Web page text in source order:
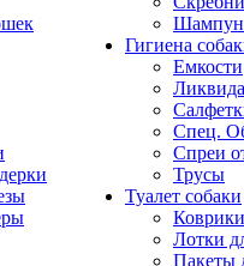
Гигиена
Емкости
Спец.
Спреи
Трусы
Туалет собаки
Коврики
Лотки
Пакеты